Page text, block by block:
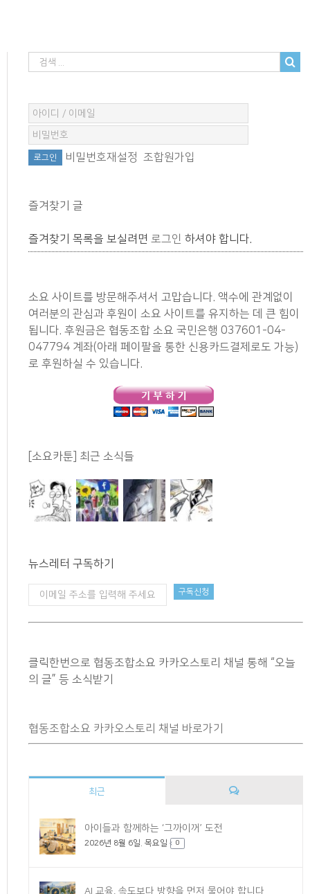
비밀번호재설정 조합원가입
즐겨찾기 글
즐겨찾기 목록을 보실려면 로그인 하셔야 합니다.
소요 사이트를 방문해주셔서 고맙습니다. 액수에 관계없이
여러분의 관심과 후원이 소요 사이트를 유지하는 데 큰 힘이
됩니다. 후원금은 협동조합 소요 국민은행 037601-04-
047794 계좌(아래 페이팔을 통한 신용카드결제로도 가능)
로 후원하실 수 있습니다.
[소요카툰] 최근 소식들
뉴스레터 구독하기
클릭한번으로 협동조합소요 카카오스토리 채널 통해 “오늘
의 글” 등 소식받기
협동조합소요 카카오스토리 채널 바로가기
최근
아이들과 함께하는 ‘그까이꺼’ 도전
2026년 8월 6일. 목요일 0
AI 교육, 속도보다 방향을 먼저 물어야 합니다